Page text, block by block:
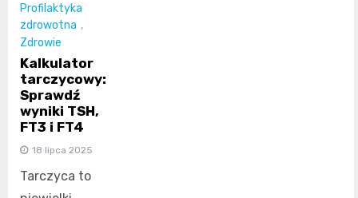
Profilaktyka
zdrowotna ,
Zdrowie
Kalkulator
tarczycowy:
Sprawdź
wyniki TSH,
FT3 i FT4
18 lipca 2025
Tarczyca to